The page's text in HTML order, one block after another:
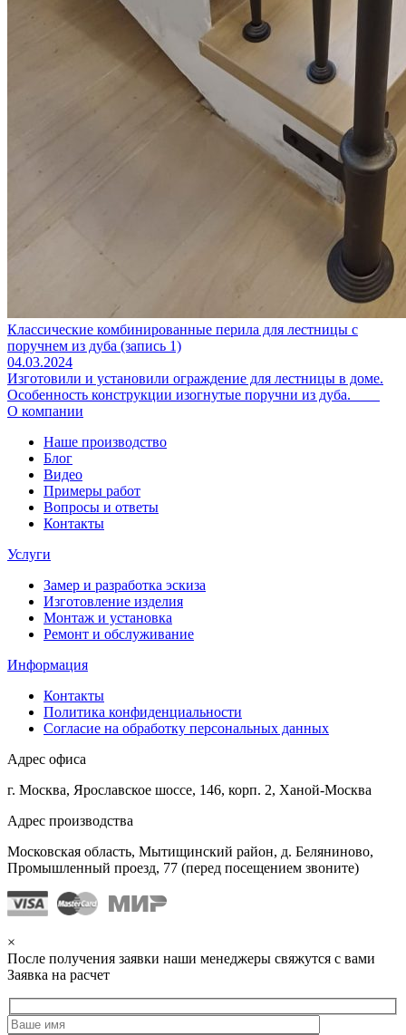
Классические комбинированные перила для лестницы с
поручнем из дуба (запись 1)
04.03.2024
Изготовили и установили ограждение для лестницы в доме.
Особенность конструкции изогнутые поручни из дуба.
О компании
Наше производство
Блог
Видео
Примеры работ
Вопросы и ответы
Контакты
Услуги
Замер и разработка эскиза
Изготовление изделия
Монтаж и установка
Ремонт и обслуживание
Информация
Контакты
Политика конфиденциальности
Согласие на обработку персональных данных
Адрес офиса
г. Москва, Ярославское шоссе, 146, корп. 2, Ханой-Москва
Адрес производства
Московская область, Мытищинский район, д. Беляниново,
Промышленный проезд, 77 (перед посещением звоните)
×
После получения заявки наши менеджеры свяжутся с вами
Заявка на расчет